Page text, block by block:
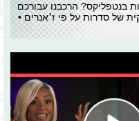
בנטפליקס? הרכבנו עבורכם
של סדרות על פי ז׳אנרים •